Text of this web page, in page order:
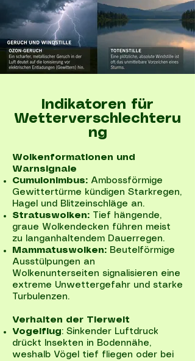
Indikatoren für
Wetterverschlechteru
ng
Wolkenformationen und
Warnsignale
Cumulonimbus: Ambossförmige
Gewittertürme kündigen Starkregen,
Hagel und Blitzeinschläge an.
Stratuswolken: Tief hängende,
graue Wolkendecken führen meist
zu langanhaltendem Dauerregen.
Mammatuswolken: Beutelförmige
Ausstülpungen an
Wolkenunterseiten signalisieren eine
extreme Unwettergefahr und starke
Turbulenzen.
Verhalten der Tierwelt
Vogelflug: Sinkender Luftdruck
drückt Insekten in Bodennähe,
weshalb Vögel tief fliegen oder bei